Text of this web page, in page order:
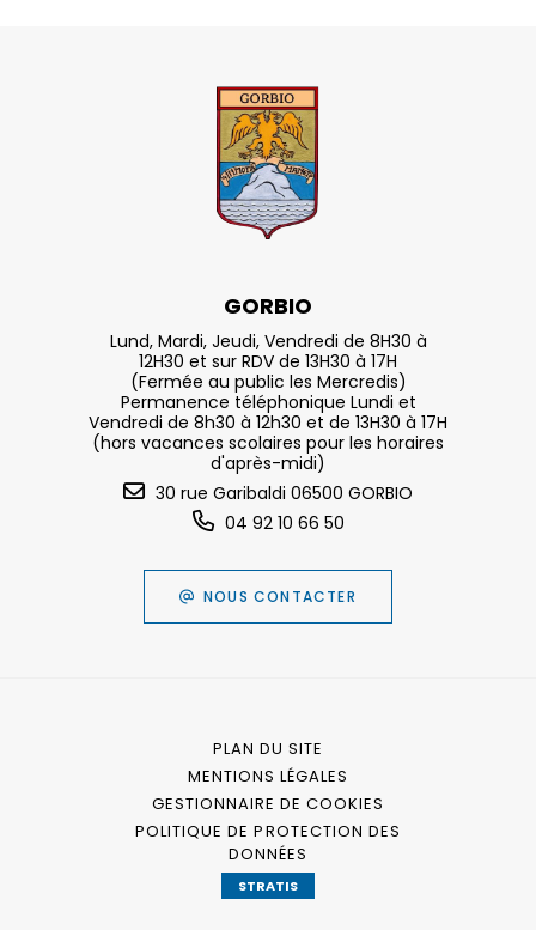
GORBIO
Lund, Mardi, Jeudi, Vendredi de 8H30 à
12H30 et sur RDV de 13H30 à 17H
(Fermée au public les Mercredis)
Permanence téléphonique Lundi et
Vendredi de 8h30 à 12h30 et de 13H30 à 17H
(hors vacances scolaires pour les horaires
d'après-midi)
30 rue Garibaldi 06500 GORBIO
04 92 10 66 50
NOUS CONTACTER
PLAN DU SITE
MENTIONS LÉGALES
GESTIONNAIRE DE COOKIES
POLITIQUE DE PROTECTION DES
DONNÉES
STRATIS